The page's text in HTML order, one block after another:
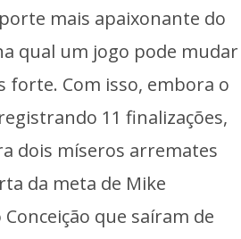
mais apaixonante do
qual um jogo pode mudar
Com isso, embora o
11 finalizações,
dois míseros arremates
da meta de Mike
que saíram de